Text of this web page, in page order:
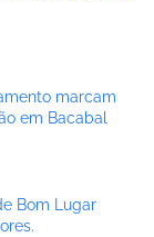
marcam
em Bacabal
Bom Lugar